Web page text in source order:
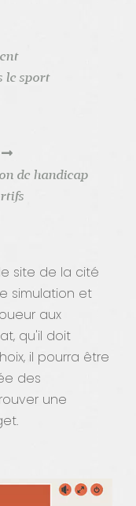
le sport
de handicap
site de la cité
simulation et
aux
qu'il doit
il pourra être
des
une